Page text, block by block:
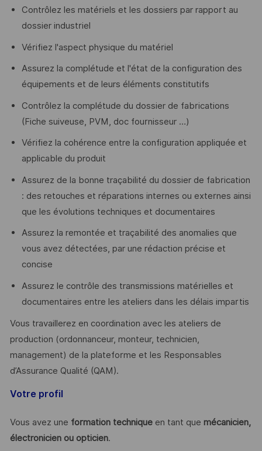
Contrôlez les matériels et les dossiers par rapport au
dossier industriel
Vérifiez l'aspect physique du matériel
Assurez la complétude et l'état de la configuration des
équipements et de leurs éléments constitutifs
Contrôlez la complétude du dossier de fabrications
(Fiche suiveuse, PVM, doc fournisseur …)
Vérifiez la cohérence entre la configuration appliquée et
applicable du produit
Assurez de la bonne traçabilité du dossier de fabrication
: des retouches et réparations internes ou externes ainsi
que les évolutions techniques et documentaires
Assurez la remontée et traçabilité des anomalies que
vous avez détectées, par une rédaction précise et
concise
Assurez le contrôle des transmissions matérielles et
documentaires entre les ateliers dans les délais impartis
Vous travaillerez en coordination avec les ateliers de
production (ordonnanceur, monteur, technicien,
management) de la plateforme et les Responsables
d’Assurance Qualité (QAM).
Votre profil
Vous avez une formation techniqueen tant que mécanicien,
électronicien ou opticien.